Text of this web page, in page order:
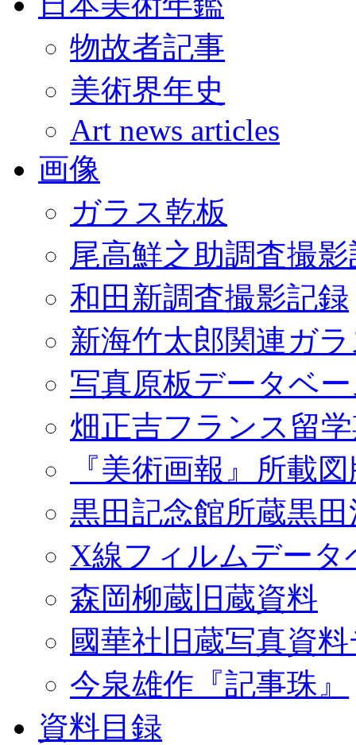
物故者記事
美術界年史
Art news articles
画像
ガラス乾板
尾高鮮之助調査撮
和田新調査撮影記録
新海竹太郎関連ガ
写真原板データベ
畑正吉フランス留
『美術画報』所載
黒田記念館所蔵黒
X線フィルムデータ
森岡柳蔵旧蔵資料
國華社旧蔵写真資
今泉雄作『記事珠』
資料目録